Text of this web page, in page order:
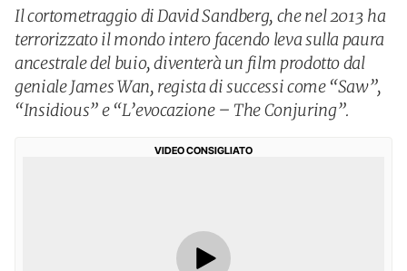
Il cortometraggio di David Sandberg, che nel 2013 ha
terrorizzato il mondo intero facendo leva sulla paura
ancestrale del buio, diventerà un film prodotto dal
geniale James Wan, regista di successi come “Saw”,
“Insidious” e “L’evocazione – The Conjuring”.
VIDEO CONSIGLIATO